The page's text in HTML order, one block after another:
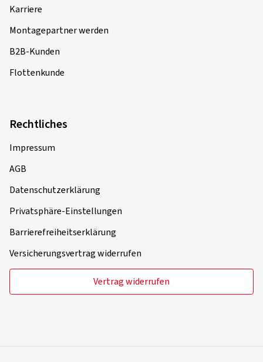
Karriere
Montagepartner werden
B2B-Kunden
Flottenkunde
Rechtliches
Impressum
AGB
Datenschutzerklärung
Privatsphäre-Einstellungen
Barrierefreiheitserklärung
Versicherungsvertrag widerrufen
Vertrag widerrufen